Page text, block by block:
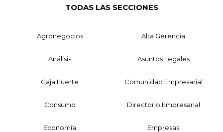
TODAS LAS SECCIONES
Agronegocios Alta Gerencia
Análisis Asuntos Legales
Caja Fuerte Comunidad Empresarial
Consumo Directorio Empresarial
Economía Empresas